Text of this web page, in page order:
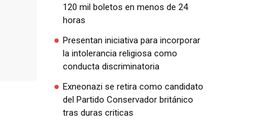
120 mil boletos en menos de 24
horas
Presentan iniciativa para incorporar
la intolerancia religiosa como
conducta discriminatoria
Exneonazi se retira como candidato
del Partido Conservador británico
tras duras criticas